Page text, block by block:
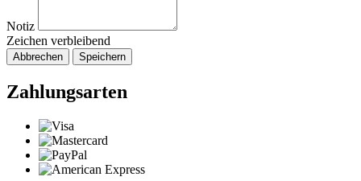
Notiz
Zeichen verbleibend
Abbrechen Speichern
Zahlungsarten